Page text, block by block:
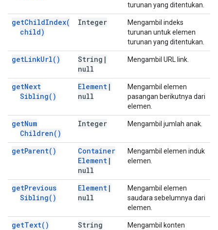
turunan yang ditentukan.
getChildIndex(
child)
Integer
Mengambil indeks
turunan untuk elemen
turunan yang ditentukan.
getLinkUrl( ) String |
null
Mengambil URL link.
getNext
Sibling( )
Element |
null
Mengambil elemen
pasangan berikutnya dari
elemen.
getNum
Children( )
Integer Mengambil jumlah anak.
getParent( )
Container
Element |
null
Mengambil elemen induk
elemen.
getPrevious
Sibling( )
Element |
null
Mengambil elemen
saudara sebelumnya dari
elemen.
getText( ) String
Mengambil konten